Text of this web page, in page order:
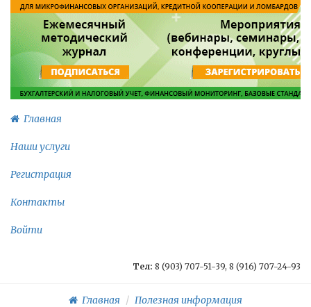
Главная
Наши услуги
Регистрация
Контакты
Войти
Тел: 8 (903) 707-51-39, 8 (916) 707-24-93
Главная
Полезная информация